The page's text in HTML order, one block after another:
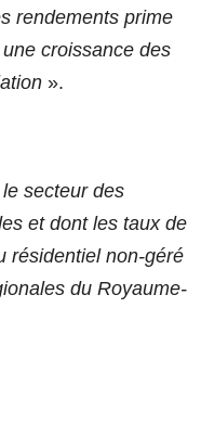
rendements prime
croissance des
».
secteur des
et dont les taux de
résidentiel non-géré
du Royaume-